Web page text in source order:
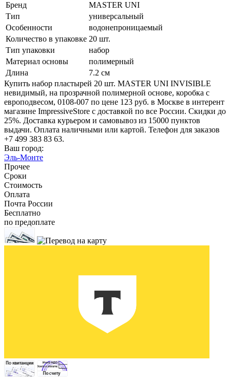
Бренд
MASTER UNI
Тип
универсальный
Особенности
водонепроницаемый
Количество в упаковке 20 шт.
Тип упаковки
набор
Материал основы
полимерный
Длина
7.2 см
Купить набор пластырей 20 шт. MASTER UNI INVISIBLE
невидимый, на прозрачной полимерной основе, коробка с
европодвесом, 0108-007 по цене 123 руб. в Москве в интерент
магазине ImpressiveStore с доставкой по все России. Скидки до
25%. Доставка курьером и самовывоз из 15000 пунктов
выдачи. Оплата наличными или картой. Телефон для заказов
+7 499 383 83 63.
Ваш город:
Эль-Монте
Прочее
Сроки
Стоимость
Оплата
Почта России
Бесплатно
по предоплате